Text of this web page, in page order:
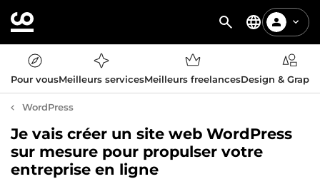
Pour vousMeilleurs servicesMeilleurs freelancesDesign &
WordPress
Je vais créer un site web WordPress
sur mesure pour propulser votre
entreprise en ligne